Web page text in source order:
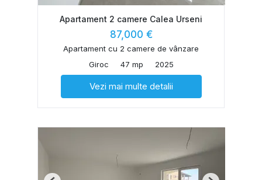
Apartament 2 camere Calea Urseni
87,000 €
Apartament cu 2 camere de vânzare
Giroc
47 mp 2025
Vezi mai multe detalii